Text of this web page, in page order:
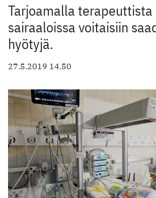
Tarjoamalla terapeuttista
sairaaloissa voitaisiin
hyötyjä.
27.5.2019 14.50